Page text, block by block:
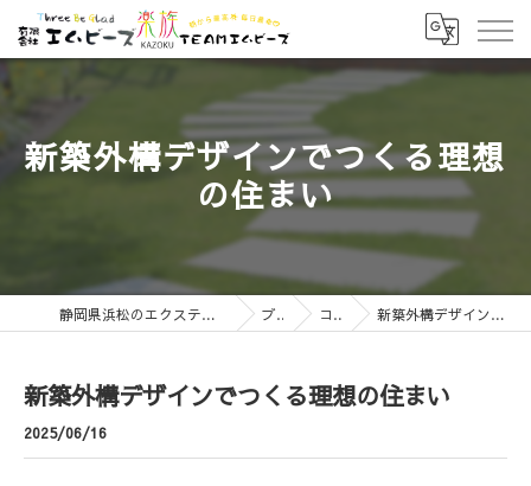
新築外構デザインでつくる理想
の住まい
静岡県浜松のエクステリアなら有限会社エムビーズ ブログ コラム 新築外構デザインでつくる理想の住まい
新築外構デザインでつくる理想の住まい
2025/06/16